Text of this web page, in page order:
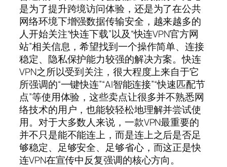
是为了提升跨境访问体验，还是为了在公共
网络环境下增强数据传输安全，越来越多的
人开始关注“快连下载”以及“快连VPN官方网
站”相关信息，希望找到一个操作简单、连接
稳定、隐私保护能力较强的解决方案。快连
VPN之所以受到关注，很大程度上来自于它
所强调的“一键快连”“AI智能连接”“快速匹配节
点”等使用体验，这些卖点让很多并不熟悉网
络技术的用户，也能较轻松地理解并尝试使
用。对于大多数人来说，一款VPN最重要的
并不只是能不能连上，而是连上之后是否足
够稳定、足够安全、足够省心，而这正是快
连VPN在宣传中反复强调的核心方向。